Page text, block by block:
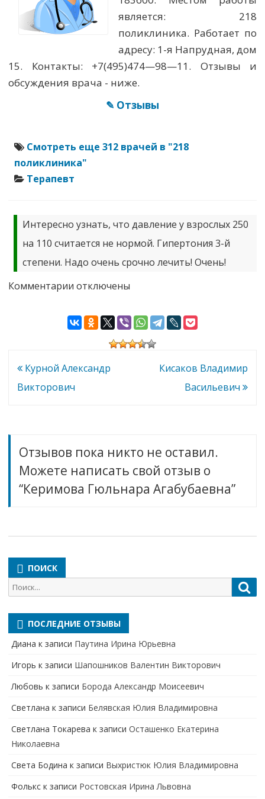
является: 218
поликлиника. Работает по
адресу: 1-я Напрудная, дом
15. Контакты: +7(495)474—98—11. Отзывы и
обсуждения врача - ниже.
✎ Отзывы
Смотреть еще 312 врачей в "218
поликлиника"
Терапевт
Интересно узнать, что давление у взрослых 250
на 110 считается не нормой. Гипертония 3-й
степени. Надо очень срочно лечить! Очень!
Комментарии к
Гюльнара
Агабубаевна
отключены
Навигация
по
Курной Александр
Викторович
Кисаков Владимир
Васильевич
Отзывов пока никто не оставил.
Можете написать свой отзыв о
“Керимова Гюльнара Агабубаевна”
ПОИСК
Поиск
для:
ПОСЛЕДНИЕ ОТЗЫВЫ
Диана к записи Паутина Ирина Юрьевна
Игорь к записи Шапошников Валентин Викторович
Любовь к записи Борода Александр Моисеевич
Светлана к записи Белявская Юлия Владимировна
Cветлана Токарева к записи Осташенко Екатерина
Николаевна
Света Бодина к записи Выхристюк Юлия Владимировна
Фолькс к записи Ростовская Ирина Львовна